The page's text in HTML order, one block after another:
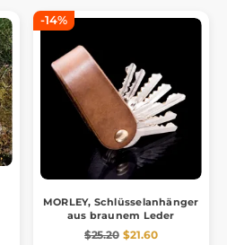
-14%
MORLEY, Schlüsselanhänger
aus braunem Leder
$25.20 $21.60